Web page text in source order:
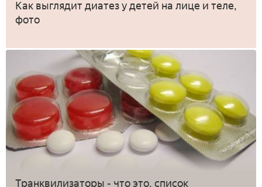
Как выглядит диатез у детей на лице и теле,
фото
Транквилизаторы - что это, список